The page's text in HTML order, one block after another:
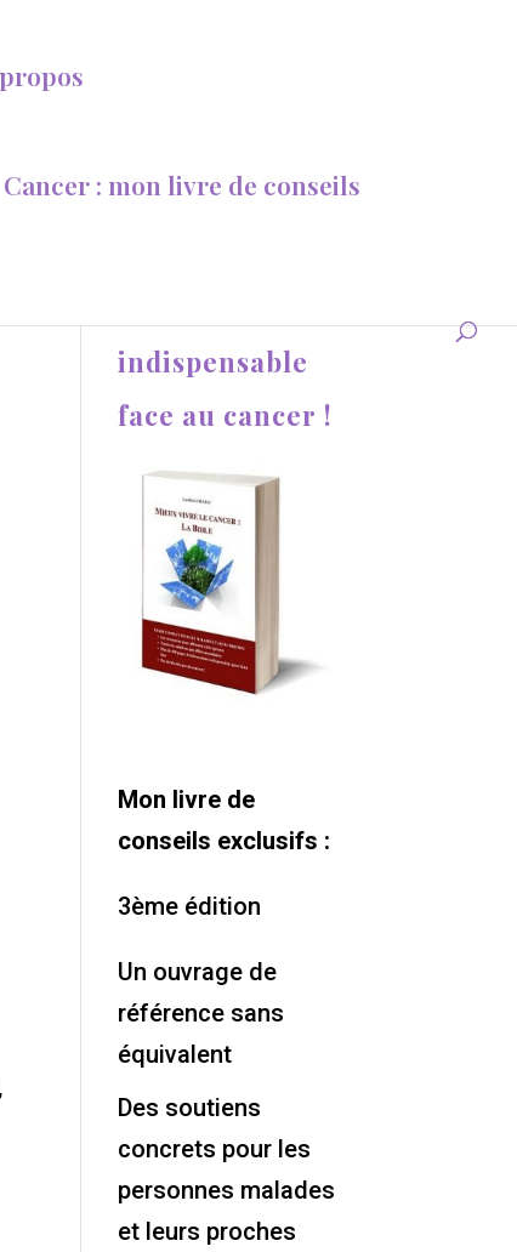
Cancer : mon livre de conseils
indispensable
face au cancer !
Mon livre de
conseils exclusifs :
3ème édition
Un ouvrage de
référence sans
équivalent
Des soutiens
concrets pour les
personnes malades
et leurs proches